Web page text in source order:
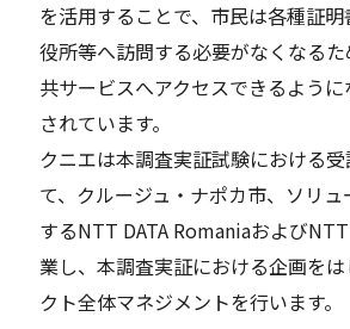
を活用することで、市民は各種証
役所等へ訪問する必要がなくなる
共サービスへアクセスできるよう
されています。
クニエは本調査実証試験における
て、クルージュ・ナポカ市、ソリ
するNTT DATA Romaniaおよび
業し、本調査実証における企画を
クト全体マネジメントを行います。